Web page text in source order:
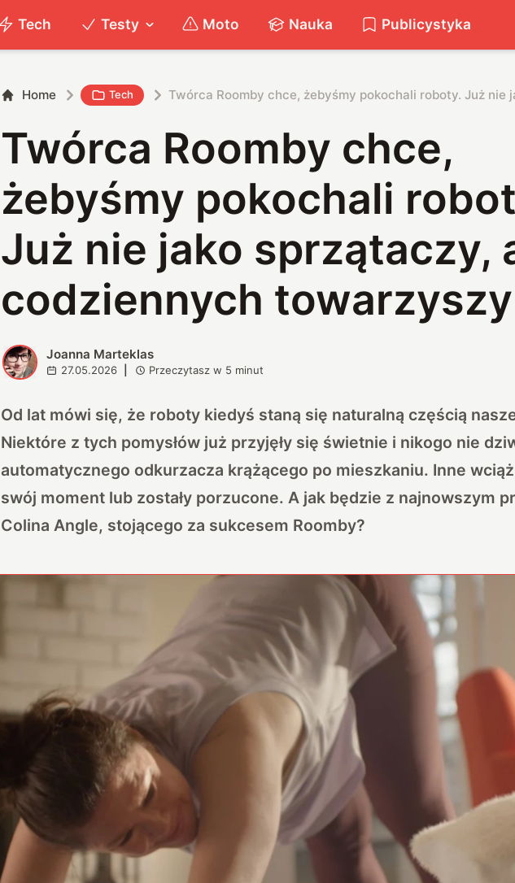
Tech Testy Moto Nauka Publicystyka
Home Tech Twórca Roomby chce, żebyśmy pokochali roboty. Już nie
Twórca Roomby chce,
żebyśmy pokochali
Już nie jako sprzątaczy,
codziennych towarzyszy
J Joanna Marteklas
27.05.2026 Przeczytasz w 5 minut
Od lat mówi się, że roboty kiedyś staną się naturalną częścią
Niektóre z tych pomysłów już przyjęły się świetnie i nikogo nie
automatycznego odkurzacza krążącego po mieszkaniu. Inne
swój moment lub zostały porzucone. A jak będzie z najnowszym
Colina Angle, stojącego za sukcesem Roomby?